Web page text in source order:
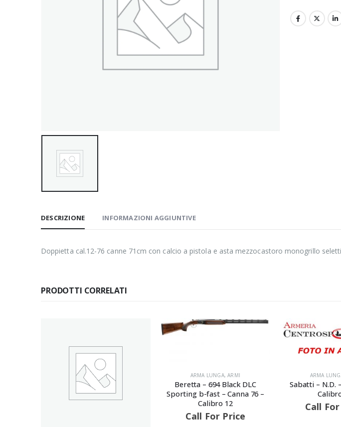
DESCRIZIONE INFORMAZIONI AGGIUNTIVE
Doppietta cal.12-76 canne 71cm con calcio a pistola e asta mezzocastoro monogrillo
PRODOTTI CORRELATI
ARMA LUNGA
Beretta – 694 Black DLC
Sporting b-fast – Canna 76 –
Calibro 12
ARMA LUNGA
Sabatti – N.D. – Canna 68 –
Calibro 20
Call For Price